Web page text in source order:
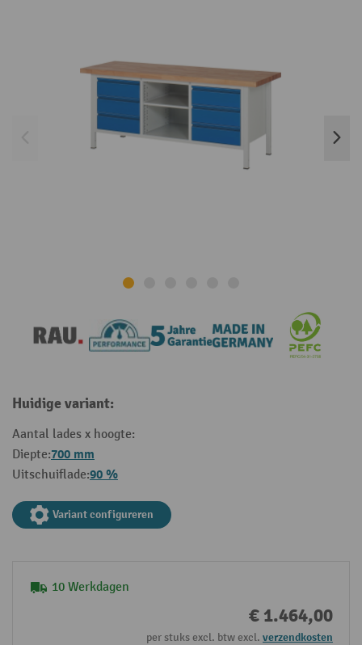
Huidige variant:
Aantal lades x hoogte:
Diepte:700 mm
Uitschuiflade:90 %
Variant configureren
10 Werkdagen
€ 1.464,00
per stuks excl. btw excl. verzendkosten